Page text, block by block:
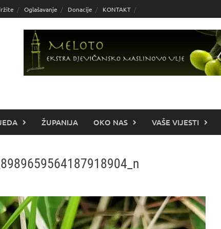
Oglašavanje Donacije KONTAKT
ŽUPANIJA OKO NAS VAŠE VIJESTI